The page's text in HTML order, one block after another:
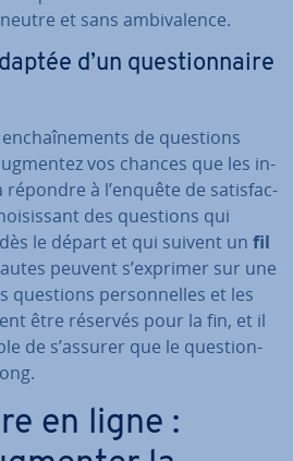
et sans am­bi­va­lence.
d’un ques­tion­naire
de questions
vos chances que les in­
à l’enquête de sa­tis­fac­
des questions qui
le départ et qui suivent un fil
peuvent s’exprimer sur une
questions per­son­nelles et les
être réservés pour la fin, et il
de s’assurer que le ques­tion­
en ligne :